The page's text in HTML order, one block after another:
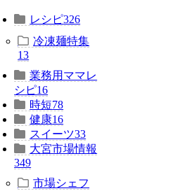
レシピ326
冷凍麺特集
13
業務用ママレ
シピ16
時短78
健康16
スイーツ33
大宮市場情報
349
市場シェフ